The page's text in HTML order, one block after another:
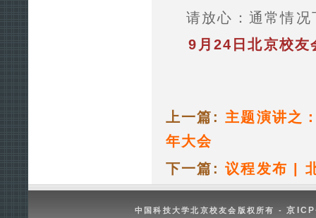
请放心：通常情
9月24日北京校友
上一篇: 主题演讲之
年大会
下一篇:议程发布 |
中国科技大学北京校友会版权所有 -京